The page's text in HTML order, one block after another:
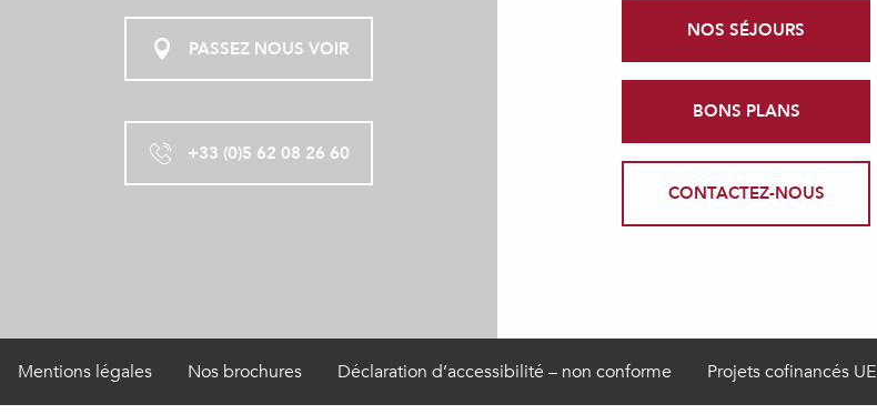
PASSEZ NOUS VOIR
+33 (0)5 62 08 26 60
NOS SÉJOURS
BONS PLANS
CONTACTEZ-NOUS
Mentions légales Nos brochures Déclaration d’accessibilité – non conforme Projets cofinancés UE